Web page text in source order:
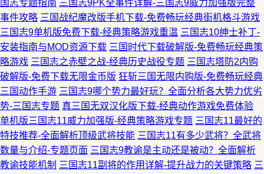
国志专题指南 三国志9PK全事件详解-三国志9威力加强版完整
事件攻略 三国战纪魔改版手机下载-免费畅玩经典街机格斗游戏
三国志9单机版免费下载-经典策略游戏重温 三国志10绅士补丁-
安装指南与MOD资源下载 三国时代下载破解版-免费畅玩经典策
略游戏 三国志之赤壁之战-经典历史战役专题 三国志塔防2内购
破解版-免费下载无限金币版 狂斩三国无限内购版-免费畅玩经典
三国动作手游 三国志9哪个势力最好玩？全面分析各大势力优劣
势-三国志专题 真三国无双汉化版下载-经典动作游戏免费体验
单机版三国志11威力加强版-经典策略游戏专题 三国志11最好的
特技推荐-全面解析顶级武将技能 三国志11有多少武将？全武将
数量与介绍-专题页面 三国志9教谕是主动还是被动？全面解析
教谕技能机制 三国志11副将的作用详解-提升战力的关键策略 三